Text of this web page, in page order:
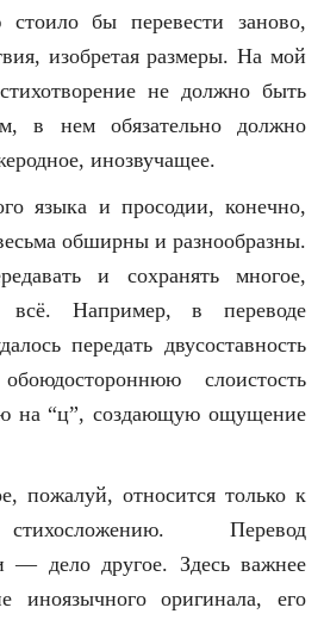
стоило бы перевести заново,
изобретая размеры. На мой
не должно быть
в нем обязательно должно
инозвучащее.
языка и просодии, конечно,
обширны и разнообразны.
и сохранять многое,
всё. Например, в переводе
передать двусоставность
слоистость
на “ц”, создающую ощущение
пожалуй, относится только к
Перевод
— дело другое. Здесь важнее
иноязычного оригинала, его